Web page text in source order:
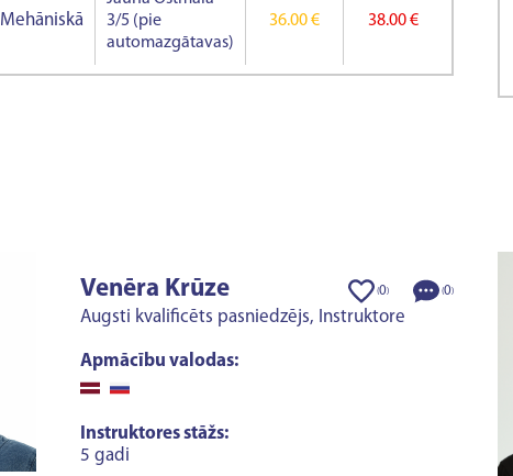
Mehāniskā
3/5 (pie
automazgātavas)
36.00 € 38.00 €
(0) (0)
Venēra Krūze
Augsti kvalificēts pasniedzējs, Instruktore
Apmācību valodas:
Instruktores stāžs:
5 gadi